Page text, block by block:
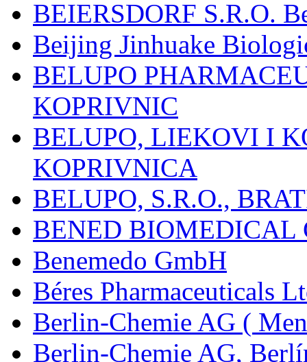
BEIERSDORF S.R.O.
Beijing Jinhuake
BELUPO
KOPRIVNIC
BELUPO, LIEKOVI I
KOPRIVNICA
BELUPO, S.R.O.,
BENED BIOMEDICAL
Benemedo GmbH
Béres Pharmaceuticals
Berlin-Chemie AG (
Berlin-Chemie AG,